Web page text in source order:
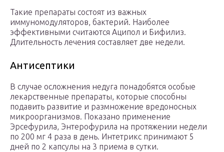
Такие препараты состоят из важных
иммуномодуляторов, бактерий. Наиболее
эффективными считаются Аципол и Бифилиз.
Длительность лечения составляет две недели.
Антисептики
В случае осложнения недуга понадобятся особые
лекарственные препараты, которые способны
подавить развитие и размножение вредоносных
микроорганизмов. Показано применение
Эрсефурила, Энтерофурила на протяжении недели
по 200 мг 4 раза в день. Интетрикс принимают 5
дней по 2 капсулы на 3 приема в сутки.